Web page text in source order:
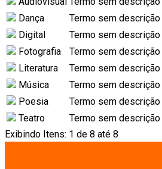
Dança
Termo sem descrição
Digital
Termo sem descrição
Fotografia
Termo sem descrição
Literatura
Termo sem descrição
Música
Termo sem descrição
Poesia
Termo sem descrição
Teatro
Termo sem descrição
Exibindo Itens: 1 de 8 até 8